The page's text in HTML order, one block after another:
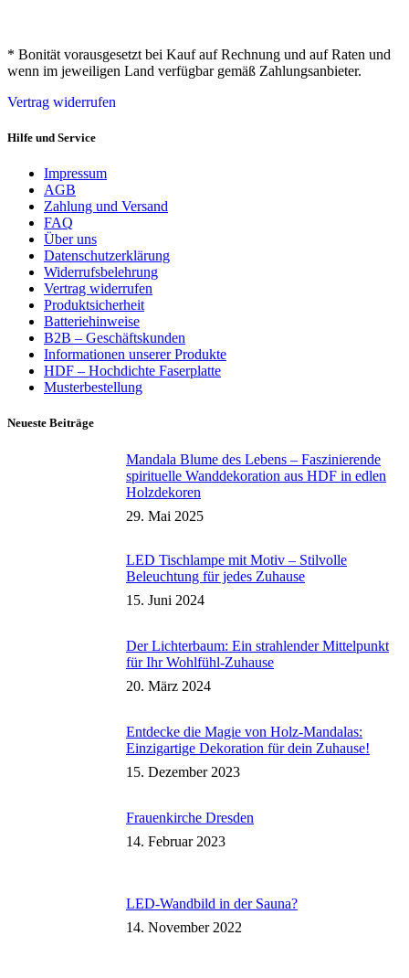
* Bonität vorausgesetzt bei Kauf auf Rechnung und auf Raten und
wenn im jeweiligen Land verfügbar gemäß Zahlungsanbieter.
Vertrag widerrufen
Hilfe und Service
Impressum
AGB
Zahlung und Versand
FAQ
Über uns
Datenschutzerklärung
Widerrufsbelehrung
Vertrag widerrufen
Produktsicherheit
Batteriehinweise
B2B – Geschäftskunden
Informationen unserer Produkte
HDF – Hochdichte Faserplatte
Musterbestellung
Neueste Beiträge
Mandala Blume des Lebens – Faszinierende
spirituelle Wanddekoration aus HDF in edlen
Holzdekoren
29. Mai 2025
LED Tischlampe mit Motiv – Stilvolle
Beleuchtung für jedes Zuhause
15. Juni 2024
Der Lichterbaum: Ein strahlender Mittelpunkt
für Ihr Wohlfühl-Zuhause
20. März 2024
Entdecke die Magie von Holz-Mandalas:
Einzigartige Dekoration für dein Zuhause!
15. Dezember 2023
Frauenkirche Dresden
14. Februar 2023
LED-Wandbild in der Sauna?
14. November 2022